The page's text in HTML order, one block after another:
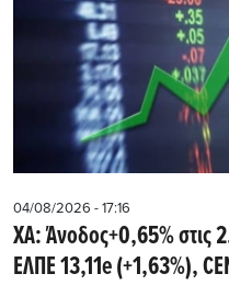
04/08/2026 - 17:16
ΧΑ: Άνοδος+0,65%
ΕΛΠΕ 13,11e (+1,63%),